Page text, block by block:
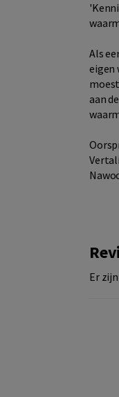
Als
eigen
aan
Er